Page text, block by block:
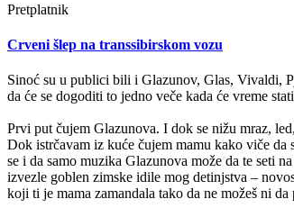
Pretplatnik
Crveni šlep na transsibirskom vozu
Sinoć su u publici bili i Glazunov, Glas, Vivaldi,
da će se dogoditi to jedno veče kada će vreme
Prvi put čujem Glazunova. I dok se nižu mraz,
Dok istrčavam iz kuće čujem mamu kako viče da
se i da samo muzika Glazunova može da te seti
izvezle goblen zimske idile mog detinjstva –
koji ti je mama zamandala tako da ne možeš ni